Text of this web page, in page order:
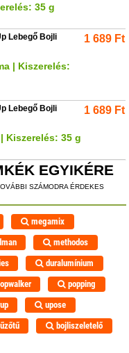
35 g
Lebegő Bojli
| Kiszerelés:
1 689 Ft
Lebegő Bojli
Kiszerelés: 35 g
1 689 Ft
EGYIKÉRE
SZÁMODRA ÉRDEKES
megamix
methodos
duralumínium
popping
upose
bojliszeletelő